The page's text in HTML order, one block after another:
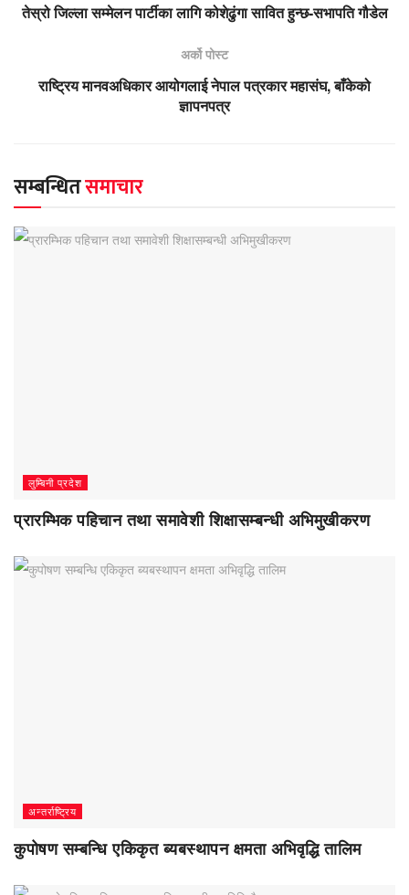
तेस्रो जिल्ला सम्मेलन पार्टीका लागि कोशेढुंगा सावित हुन्छ-सभापति गौडेल
अर्को पोस्ट
राष्ट्रिय मानवअधिकार आयोगलाई नेपाल पत्रकार महासंघ, बाँकेको
ज्ञापनपत्र
सम्बन्धितसमाचार
लुम्बिनी प्रदेश
प्रारम्भिक पहिचान तथा समावेशी शिक्षासम्बन्धी अभिमुखीकरण
अन्तर्राष्ट्रिय
कुपोषण सम्बन्धि एकिकृत ब्यबस्थापन क्षमता अभिवृद्धि तालिम